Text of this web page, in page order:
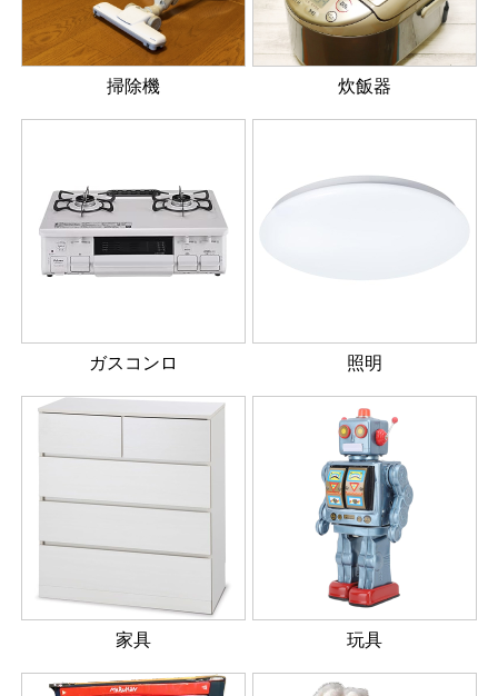
掃除機 炊飯器
ガスコンロ 照明
家具 玩具